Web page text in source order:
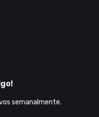
semanalmente.